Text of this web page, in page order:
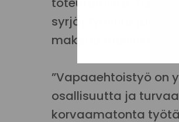
syrjäytymistä ja
maksaa
”Vapaaehtoistyö on
osallisuutta ja
korvaamatonta